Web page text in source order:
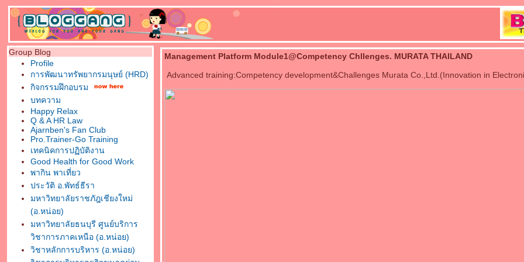
Group Blog
Profile
การพัฒนาทรัพยากรมนุษย์ (HRD)
กิจกรรมฝึกอบรม
บทความ
Happy Relax
Q & A HR Law
Ajarnben's Fan Club
Pro.Trainer-Go Training
เทคนิคการปฏิบัติงาน
Good Health for Good Work
พากิน พาเที่ยว
ประวัติ อ.พัทธ์ธีรา
มหาวิทยาลัยราชภัฎเชียงใหม่
(อ.หน่อย)
มหาวิทยาลัยธนบุรี ศูนย์บริการ
วิชาการภาคเหนือ (อ.หน่อย)
วิชาหลักการบริหาร (อ.หน่อย)
Management Platform Module1@Competency Chllenges. MURATA THAILAND
Advanced training:Competency development&Challenges Murata Co.,Ltd.(Innovation in